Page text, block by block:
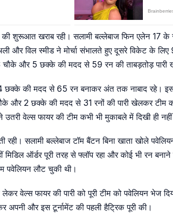
की शुरूआत खराब रही। सलामी बल्लेबाज फिन एलेन 17
और विल स्मीड ने मोर्चा संभालते हुए दूसरे विकेट के लिए
और 5 छक्के की मदद से 59 रन की ताबड़तोड़ पारी
छक्के की मदद से 65 रन बनाकर अंत तक नाबाद रहे।
और 2 छक्के की मदद से 31 रनों की पारी खेलकर टीम
उतरी वेल्स फायर की टीम कभी भी मुकाबले में दिखी ही
रही। सलामी बल्लेबाज टॉम बैंटन बिना खाता खोले
ऑर्डर पूरी तरह से फ्लॉप रहा और कोई भी रन
पवेलियन लौट चुकी थी।
वेल्स फायर की पारी को पूरी टीम को पवेलियन भेज
अपनी और इस टूर्नामेंट की पहली हैट्रिक पूरी की।